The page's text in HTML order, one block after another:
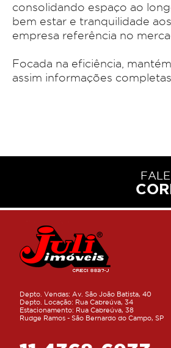
consolidando espaço ao
bem estar e tranquilidade
empresa referência no
Focada na eficiência,
assim informações
Depto. Vendas: Av. São João Batista, 40
Depto. Locação: Rua Cabreúva, 34
Estacionamento: Rua Cabreúva, 38
Rudge Ramos - São Bernardo do Campo, SP